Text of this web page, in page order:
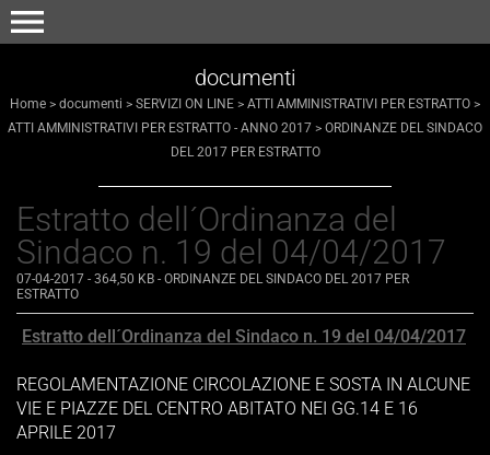
menu
documenti
Home > documenti > SERVIZI ON LINE > ATTI AMMINISTRATIVI PER ESTRATTO >
ATTI AMMINISTRATIVI PER ESTRATTO - ANNO 2017 > ORDINANZE DEL SINDACO
DEL 2017 PER ESTRATTO
Estratto dell´Ordinanza del
Sindaco n. 19 del 04/04/2017
07-04-2017 - 364,50 KB - ORDINANZE DEL SINDACO DEL 2017 PER
ESTRATTO
Estratto dell´Ordinanza del Sindaco n. 19 del 04/04/2017
REGOLAMENTAZIONE CIRCOLAZIONE E SOSTA IN ALCUNE
VIE E PIAZZE DEL CENTRO ABITATO NEI GG.14 E 16
APRILE 2017